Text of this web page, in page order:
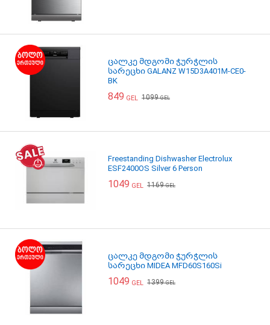
ცალკე მდგომი ჭურჭლის
სარეცხი GALANZ W15D3A401M-CE0-
BK
849 GEL 1099GEL
Freestanding Dishwasher Electrolux
ESF2400OS Silver 6 Person
1049 GEL 1169GEL
ცალკე მდგომი ჭურჭლის
სარეცხი MIDEA MFD60S160Si
1049 GEL 1399GEL